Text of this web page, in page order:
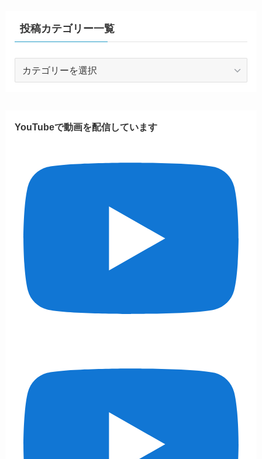
投稿カテゴリー一覧
ゴ
YouTubeで動画を配信しています